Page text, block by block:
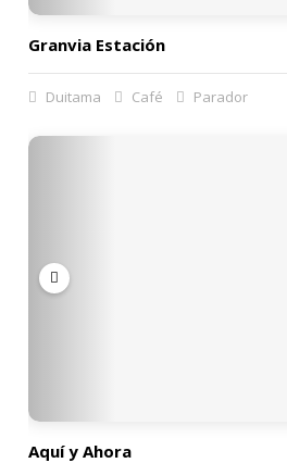
Granvia Estación
Duitama Café Parador
Aquí y Ahora